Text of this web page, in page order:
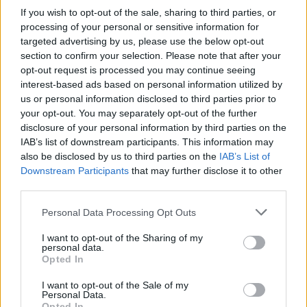
If you wish to opt-out of the sale, sharing to third parties, or
processing of your personal or sensitive information for
targeted advertising by us, please use the below opt-out
section to confirm your selection. Please note that after your
opt-out request is processed you may continue seeing
interest-based ads based on personal information utilized by
us or personal information disclosed to third parties prior to
your opt-out. You may separately opt-out of the further
disclosure of your personal information by third parties on the
IAB’s list of downstream participants. This information may
also be disclosed by us to third parties on the IAB’s List of
Downstream Participants that may further disclose it to other
Please note that this website/app uses one or more Google
not limited to your visit or usage behaviour. You may click to
grant or deny consent to Google and its third-party tags to
use your data for below specified purposes in below Google
consent section.
Personal Data Processing Opt Outs
I want to opt-out of the Sharing of my
personal data.
Opted In
I want to opt-out of the Sale of my
Personal Data.
ΑΣΕΠ: Εξ αποστάσεως η πιο Εύκολη
Πιστοποίηση Υπολογιστών σε 2
μέρες
Μάθε πρώτος όλες τις σημαντικές
ειδήσεις.
Βάλε το proson.gr στα αποτελέσματα